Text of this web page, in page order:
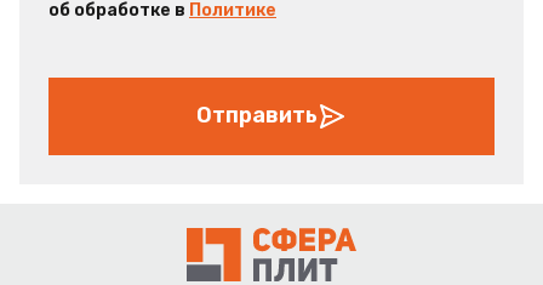
об обработке в Политике
Отправить